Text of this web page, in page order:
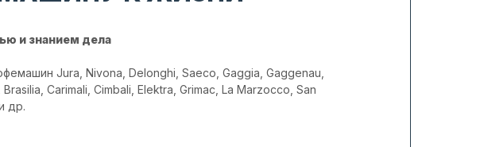
и знанием дела
Jura, Nivona, Delonghi, Saeco, Gaggia, Gaggenau,
Carimali, Cimbali, Elektra, Grimac, La Marzocco, San
др.